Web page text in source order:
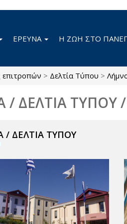
ΕΡΕΥΝΑ Η ΖΩΗ ΣΤΟ
επιτροπών > Δελτία Τύπου >
/ ΔΕΛΤΙΑ ΤΥΠΟΥ
/ ΔΕΛΤΙΑ ΤΥΠΟΥ